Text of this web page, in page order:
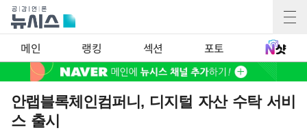
메인 랭킹 섹션 포토
안랩블록체인컴퍼니, 디지털 자산 수탁 서비
스 출시